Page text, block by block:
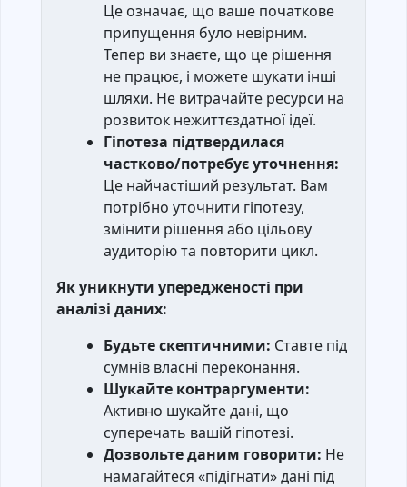
Це означає, що ваше початкове
припущення було невірним.
Тепер ви знаєте, що це рішення
не працює, і можете шукати інші
шляхи. Не витрачайте ресурси на
розвиток нежиттєздатної ідеї.
Гіпотеза підтвердилася
частково/потребує уточнення:
Це найчастіший результат. Вам
потрібно уточнити гіпотезу,
змінити рішення або цільову
аудиторію та повторити цикл.
Як уникнути упередженості при
аналізі даних:
Будьте скептичними: Ставте під
сумнів власні переконання.
Шукайте контраргументи:
Активно шукайте дані, що
суперечать вашій гіпотезі.
Дозвольте даним говорити: Не
намагайтеся «підігнати» дані під